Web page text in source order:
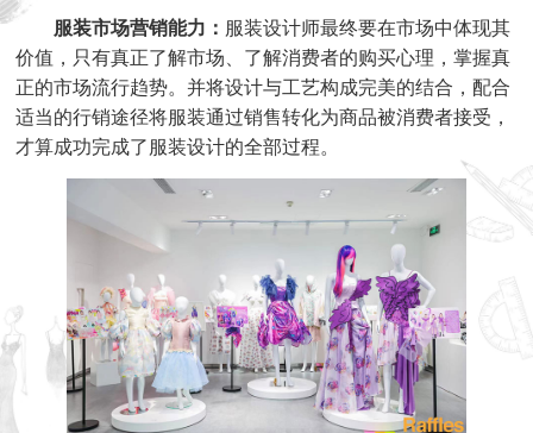
服装市场营销能力： 服装设计师最终要在市场中体现其
价值，只有真正了解市场、了解消费者的购买心理，掌握真
正的市场流行趋势。并将设计与工艺构成完美的结合，配合
适当的行销途径将服装通过销售转化为商品被消费者接受，
才算成功完成了服装设计的全部过程。